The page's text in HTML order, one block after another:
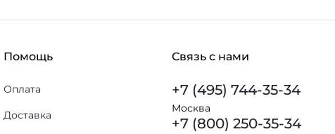
Помощь
Оплата
Доставка
Связь с нами
+7 (495) 744-35-34
Москва
+7 (800) 250-35-34